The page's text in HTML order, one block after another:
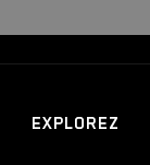
EXPLOREZ